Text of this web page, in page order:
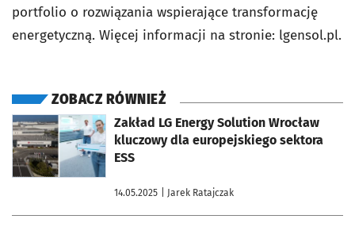
portfolio o rozwiązania wspierające transformację
energetyczną. Więcej informacji na stronie: lgensol.pl.
ZOBACZ RÓWNIEŻ
Zakład LG Energy Solution Wrocław
kluczowy dla europejskiego sektora
ESS
14.05.2025 | Jarek Ratajczak
otworzy się w nowej karcie